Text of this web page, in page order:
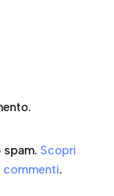
Scopri
.